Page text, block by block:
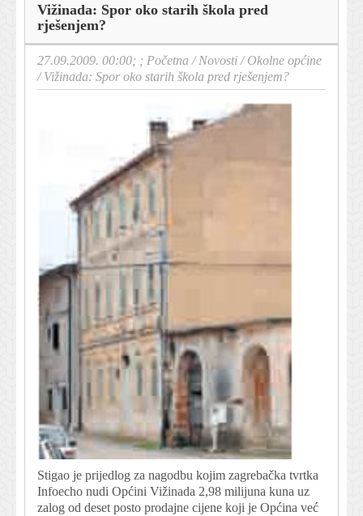
Vižinada: Spor oko starih škola pred
rješenjem?
27.09.2009. 00:00; ; Početna /Novosti /Okolne općine
/Vižinada: Spor oko starih škola pred rješenjem?
Stigao je prijedlog za nagodbu kojim zagrebačka tvrtka
Infoecho nudi Općini Vižinada 2,98 milijuna kuna uz
zalog od deset posto prodajne cijene koji je Općina već